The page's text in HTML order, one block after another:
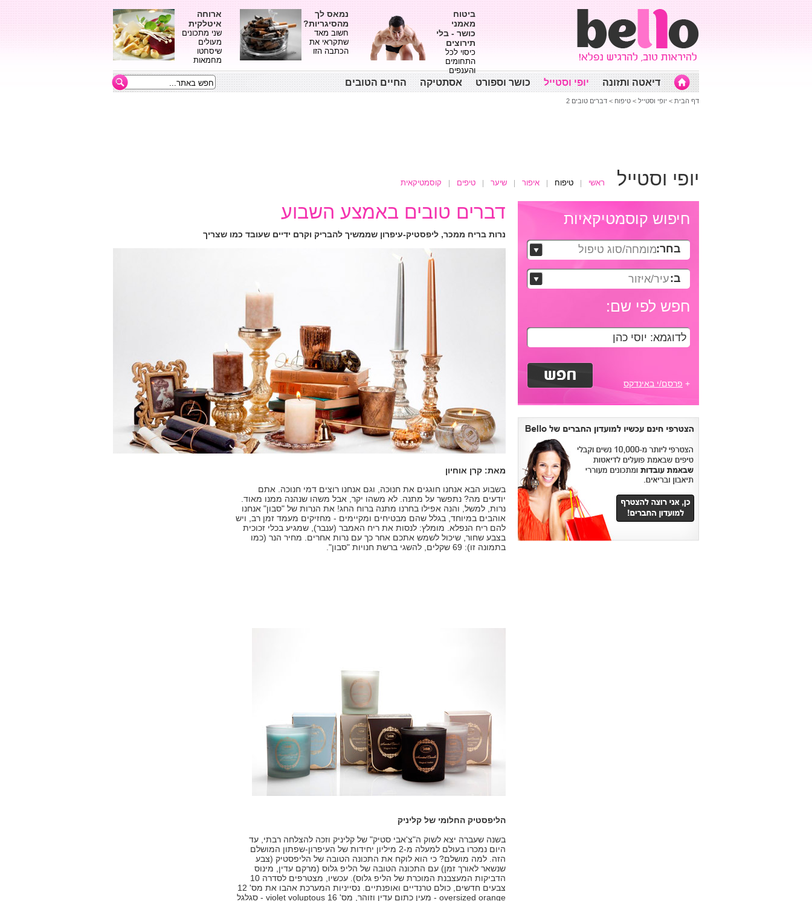
ביטוח
מאמני
כושר - בלי
תירוצים
כיסוי לכל
התחומים
והענפים
נמאס לך
מהסיגריות?
חשוב מאד
שתקראי את
הכתבה הזו
ארוחה
איטלקית
שני מתכונים
מעולים
שיסחטו
מחמאות
דיאטה ותזונה יופי וסטייל כושר וספורט אסתטיקה החיים הטובים
דף הבית > יופי וסטייל > טיפוח > דברים טובים 2
יופי וסטייל ראשי טיפוח איפור שיער טיפים קוסמטיקאית
חיפוש קוסמטיקאיות
בחר:מומחה/סוג טיפול
ב:עיר/איזור
חפש לפי שם:
+ פרסם/י באינדקס
דברים טובים באמצע השבוע
נרות בריח ממכר, ליפסטיק-עיפרון שממשיך להבריק וקרם ידיים שעובד כמו שצריך
מאת: קרן אוחיון
בשבוע הבא אנחנו חוגגים את חנוכה, וגם אנחנו רוצים דמי חנוכה. אתם
יודעים מה? נתפשר על מתנה. לא משהו יקר, אבל משהו שנהנה ממנו מאוד.
נרות, למשל, והנה אפילו בחרנו מתנה ברוח החג! את הנרות של "סבון" אנחנו
אוהבים במיוחד, בגלל שהם מבטיחים ומקיימים - מחזיקים מעמד זמן רב, ויש
להם ריח הנפלא. מומלץ: לנסות את ריח האמבר (ענבר), שמגיע בכלי זכוכית
בצבע שחור, שיכול לשמש אתכם אחר כך עם נרות אחרים. מחיר הנר (כמו
בתמונה זו): 69 שקלים, להשגי ברשת חנויות "סבון".
הליפסטיק החלומי של קליניק
בשנה שעברה יצא לשוק ה"צ'אבי סטיק" של קליניק וזכה להצלחה רבתי, עד
היום נמכרו בעולם למעלה מ-2 מיליון יחידות של העיפרון-שפתון המושלם
הזה. למה מושלם? כי הוא לוקח את התכונה הטובה של הליפסטיק (צבע
שנשאר לאורך זמן) עם התכונה הטובה של הליפ גלוס (מרקם עדין, מינוס
הדביקות המעצבנת המוכרת של הליפ גלוס). עכשיו, מצטרפים לסדרה 10
צבעים חדשים, כולם טרנדיים ואופנתיים. נסייניות המערכת אהבו את מס' 12
oversized orange - מעין כתום עדין וזוהר, מס' 16 violet voluptous - סגלגל